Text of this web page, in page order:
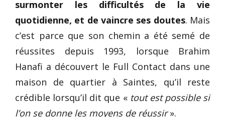
surmonter les difficultés de la vie
quotidienne, et de vaincre ses doutes. Mais
c’est parce que son chemin a été semé de
réussites depuis 1993, lorsque Brahim
Hanafi a découvert le Full Contact dans une
maison de quartier à Saintes, qu’il reste
crédible lorsqu’il dit que « tout est possible si
l’on se donne les moyens de réussir».